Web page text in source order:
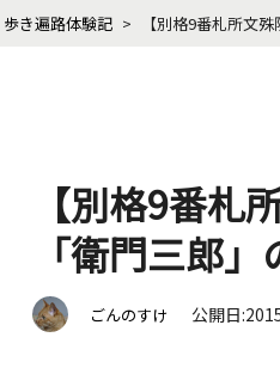
歩き遍路体験記 > 【別格9番札所文
【別格9番札
「衛門三郎
ごんのすけ 公開日